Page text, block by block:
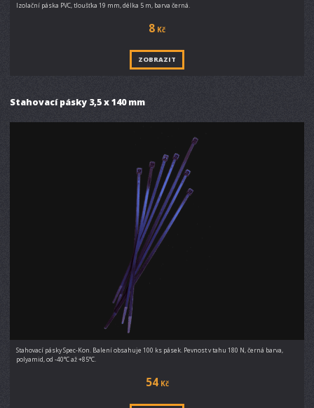
Izolační páska PVC, tloušťka 19 mm, délka 5 m, barva černá.
8 Kč
ZOBRAZIT
Stahovací pásky 3,5 x 140 mm
Stahovací pásky Spec-Kon. Balení obsahuje 100 ks pásek. Pevnost v tahu 180 N, černá barva,
polyamid, od -40°C až +85°C.
54Kč